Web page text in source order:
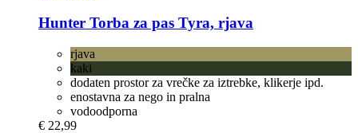
Hunter Torba za pas Tyra, rjava
rjava
kaki
dodaten prostor za vrečke za iztrebke, klikerje ipd.
enostavna za nego in pralna
vodoodporna
€ 22,99